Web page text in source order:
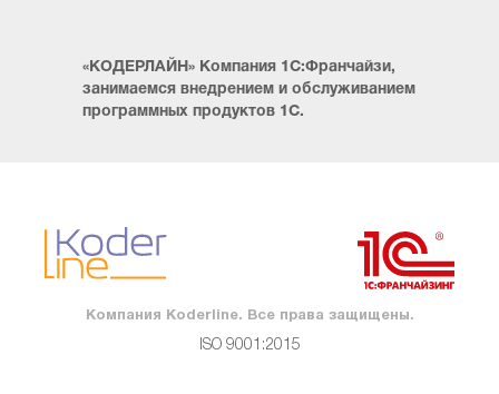
«КОДЕРЛАЙН» Компания 1С:Франчайзи,
занимаемся внедрением и обслуживанием
программных продуктов 1С.
Компания Koderline. Все права защищены.
ISO 9001:2015